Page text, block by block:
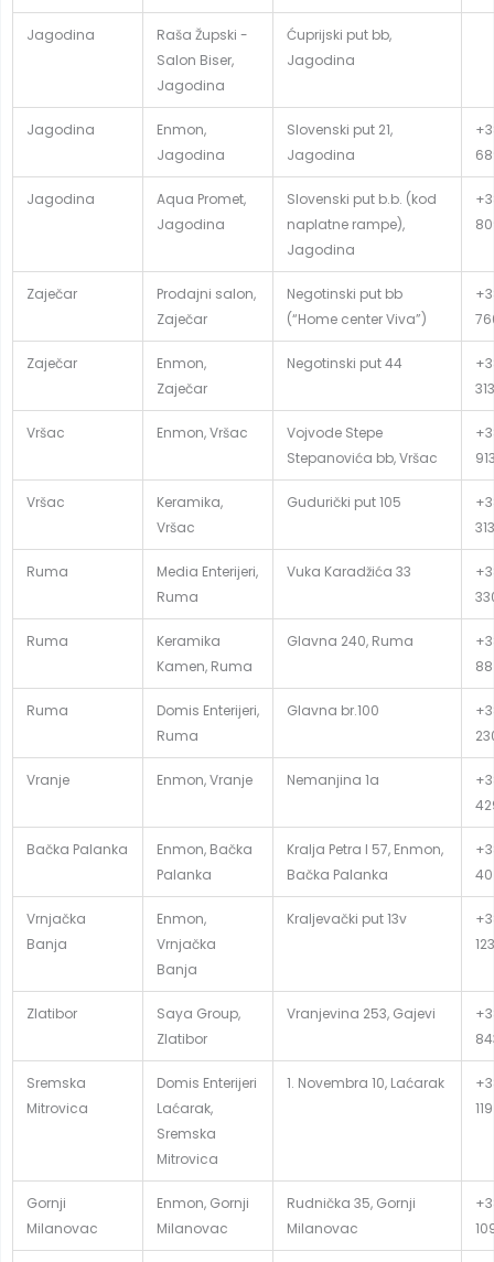
Jagodina
Raša Župski -
Salon Biser,
Jagodina
Ćuprijski put bb,
Jagodina
Jagodina
Enmon,
Jagodina
Slovenski put 21,
Jagodina
Jagodina
Aqua Promet,
Jagodina
Slovenski put b.b. (kod
naplatne rampe),
Jagodina
Zaječar
Prodajni salon,
Zaječar
Negotinski put bb
(“Home center Viva”)
Zaječar
Enmon,
Zaječar
Negotinski put 44
313
Vršac Enmon, Vršac
Vojvode Stepe
Stepanovića bb, Vršac
Vršac
Keramika,
Vršac
Gudurički put 105
313
Ruma
Media Enterijeri,
Ruma
Vuka Karadžića 33
Ruma
Keramika
Kamen, Ruma
Glavna 240, Ruma
Ruma
Domis Enterijeri,
Ruma
Glavna br.100
Vranje Enmon, Vranje Nemanjina 1a
Bačka Palanka
Enmon, Bačka
Palanka
Kralja Petra I 57, Enmon,
Bačka Palanka
40
Vrnjačka
Banja
Enmon,
Vrnjačka
Banja
Kraljevački put 13v
123
Zlatibor
Saya Group,
Zlatibor
Vranjevina 253, Gajevi
Sremska
Mitrovica
Domis Enterijeri
Laćarak,
Sremska
Mitrovica
1. Novembra 10, Laćarak
119
Gornji
Milanovac
Enmon, Gornji
Milanovac
Rudnička 35, Gornji
Milanovac